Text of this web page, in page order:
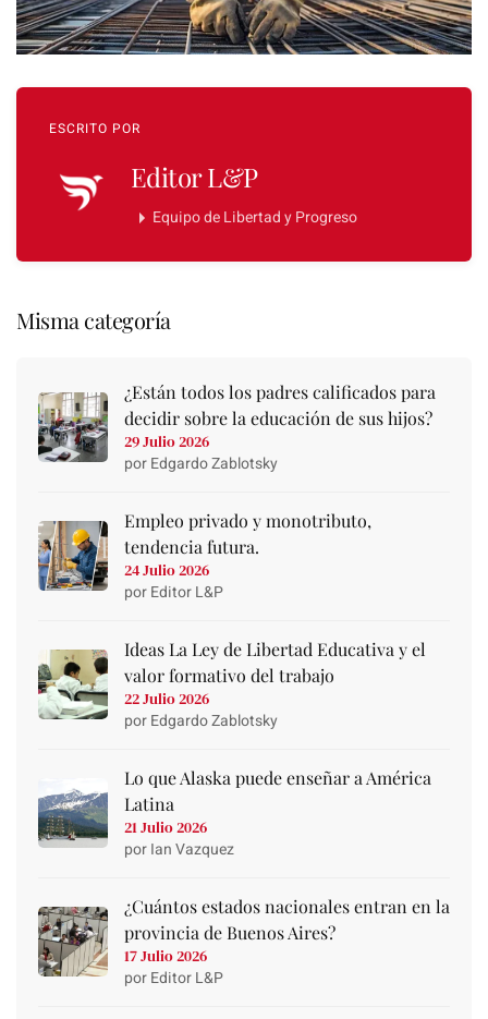
ESCRITO POR
Editor L&P
Equipo de Libertad y Progreso
Misma categoría
¿Están todos los padres calificados para
decidir sobre la educación de sus hijos?
29 Julio 2026
por Edgardo Zablotsky
Empleo privado y monotributo,
tendencia futura.
24 Julio 2026
por Editor L&P
Ideas La Ley de Libertad Educativa y el
valor formativo del trabajo
22 Julio 2026
por Edgardo Zablotsky
Lo que Alaska puede enseñar a América
Latina
21 Julio 2026
por Ian Vazquez
¿Cuántos estados nacionales entran en la
provincia de Buenos Aires?
17 Julio 2026
por Editor L&P